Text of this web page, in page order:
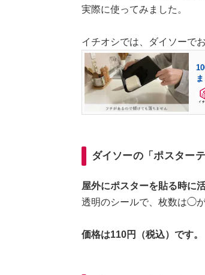
実際に使ってみました。
イチオシでは、ダイソーで
ダイソーの「ポスター
屋外にポスターを貼る時に
透明のシールで、枚数は◯
価格は110円（税込）です。